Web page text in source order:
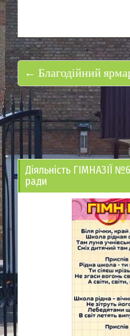
← Благодійний
Діяльність ГІМНАЗІЇ
ради